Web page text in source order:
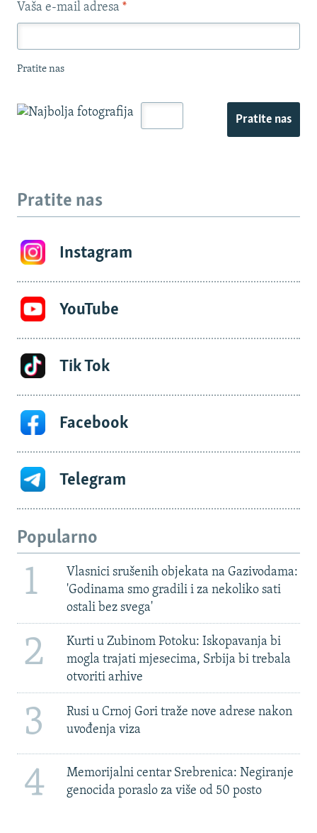
Vaša e-mail adresa *
Pratite nas
Pratite nas
Pratite nas
Instagram
YouTube
Tik Tok
Facebook
Telegram
Popularno
1
Vlasnici srušenih objekata na Gazivodama:
'Godinama smo gradili i za nekoliko sati
ostali bez svega'
2
Kurti u Zubinom Potoku: Iskopavanja bi
mogla trajati mjesecima, Srbija bi trebala
otvoriti arhive
3
Rusi u Crnoj Gori traže nove adrese nakon
uvođenja viza
4
Memorijalni centar Srebrenica: Negiranje
genocida poraslo za više od 50 posto